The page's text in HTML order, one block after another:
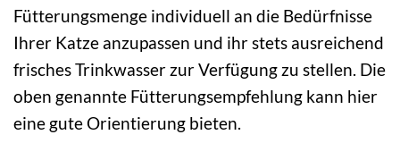
Fütterungsmenge individuell an die Bedürfnisse
Ihrer Katze anzupassen und ihr stets ausreichend
frisches Trinkwasser zur Verfügung zu stellen. Die
oben genannte Fütterungsempfehlung kann hier
eine gute Orientierung bieten.